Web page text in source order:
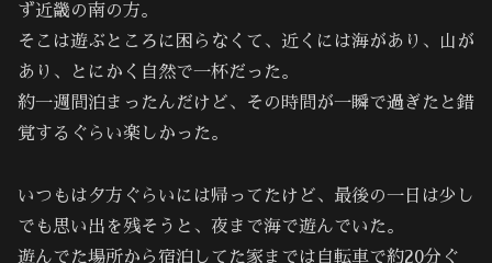
ず近畿の南の方。
そこは遊ぶところに困らなくて、近くには海があり、山が
あり、とにかく自然で一杯だった。
約一週間泊まったんだけど、その時間が一瞬で過ぎたと錯
覚するぐらい楽しかった。
いつもは夕方ぐらいには帰ってたけど、最後の一日は少し
でも思い出を残そうと、夜まで海で遊んでいた。
遊んでた場所から宿泊してた家までは自転車で約20分ぐ